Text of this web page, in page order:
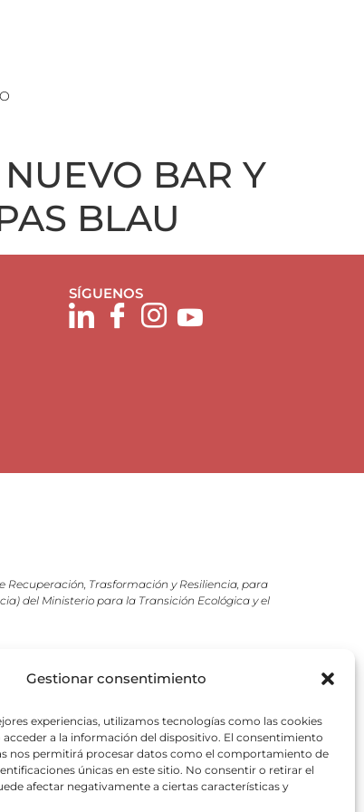
Gestionar consentimiento
experiencias, utilizamos tecnologías como las cookies
acceder a la información del dispositivo. El consentimiento
nos permitirá procesar datos como el comportamiento de
únicas en este sitio. No consentir o retirar el
afectar negativamente a ciertas características y
BAR Y
BLAU
SÍGUENOS
Recuperación, Trasformación y Resiliencia, para
del Ministerio para la Transición Ecológica y el